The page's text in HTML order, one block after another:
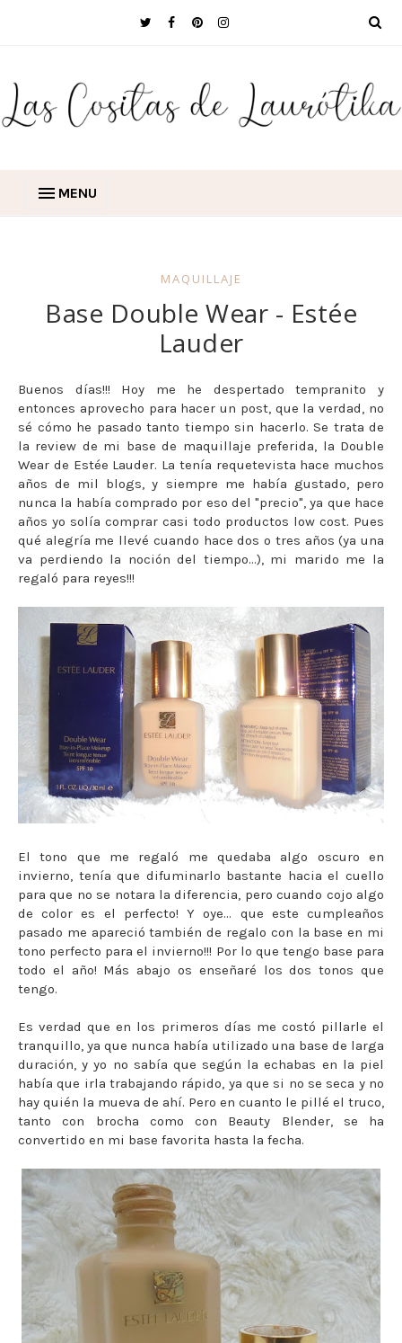
MENU
MAQUILLAJE
Base Double Wear - Estée
Lauder
Buenos días!!! Hoy me he despertado tempranito y
entonces aprovecho para hacer un post, que la verdad, no
sé cómo he pasado tanto tiempo sin hacerlo. Se trata de
la review de mi base de maquillaje preferida, la Double
Wear de Estée Lauder. La tenía requetevista hace muchos
años de mil blogs, y siempre me había gustado, pero
nunca la había comprado por eso del "precio", ya que hace
años yo solía comprar casi todo productos low cost. Pues
qué alegría me llevé cuando hace dos o tres años (ya una
va perdiendo la noción del tiempo...), mi marido me la
regaló para reyes!!!
El tono que me regaló me quedaba algo oscuro en
invierno, tenía que difuminarlo bastante hacia el cuello
para que no se notara la diferencia, pero cuando cojo algo
de color es el perfecto! Y oye... que este cumpleaños
pasado me apareció también de regalo con la base en mi
tono perfecto para el invierno!!! Por lo que tengo base para
todo el año! Más abajo os enseñaré los dos tonos que
tengo.
Es verdad que en los primeros días me costó pillarle el
tranquillo, ya que nunca había utilizado una base de larga
duración, y yo no sabía que según la echabas en la piel
había que irla trabajando rápido, ya que si no se seca y no
hay quién la mueva de ahí. Pero en cuanto le pillé el truco,
tanto con brocha como con Beauty Blender, se ha
convertido en mi base favorita hasta la fecha.